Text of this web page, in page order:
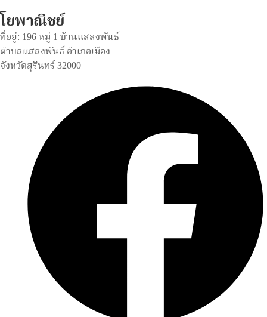
โยพาณิชย์
ที่อยู่: 196 หมู่ 1 บ้านแสลงพันธ์
ตำบลแสลงพันธ์ อำเภอเมือง
จังหวัดสุรินทร์ 32000